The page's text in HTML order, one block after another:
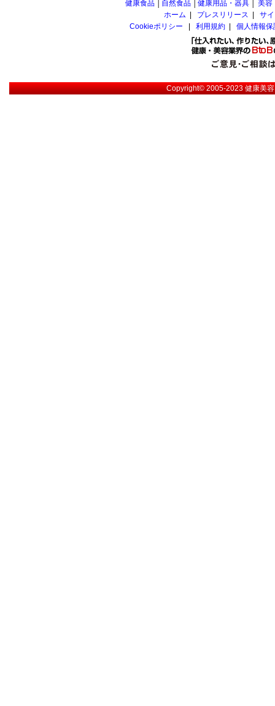
健康食品 自然食品 健康用品・器具 美容
ホーム
プレスリリース
サ
Cookieポリシー
利用規約 個人情報
Copyright© 2005-2023健康美